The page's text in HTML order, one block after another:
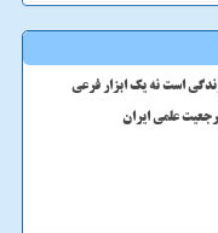
زندگی است نه یک ابزار فرعی
علمی ایران